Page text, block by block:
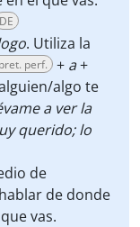
DE
. Utiliza la
perf. + a+
algo te
a ver la
querido; lo
de
de donde
vas.